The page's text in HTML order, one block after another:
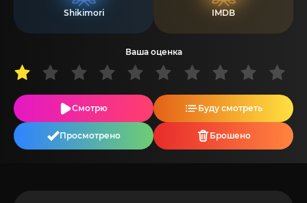
Shikimori IMDB
Ваша оценка
Смотрю Буду смотреть
Просмотрено Брошено